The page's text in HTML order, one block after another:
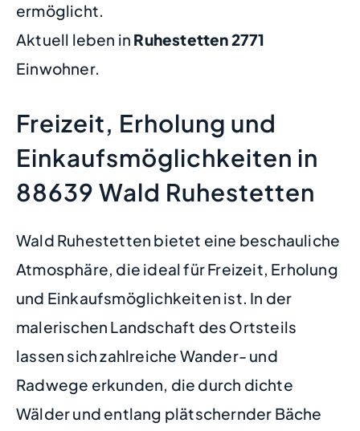
ermöglicht.
Aktuell leben in Ruhestetten2771
Einwohner.
Freizeit, Erholung und
Einkaufsmöglichkeiten in
88639 Wald Ruhestetten
Wald Ruhestetten bietet eine beschauliche
Atmosphäre, die ideal für Freizeit, Erholung
und Einkaufsmöglichkeiten ist. In der
malerischen Landschaft des Ortsteils
lassen sich zahlreiche Wander- und
Radwege erkunden, die durch dichte
Wälder und entlang plätschernder Bäche